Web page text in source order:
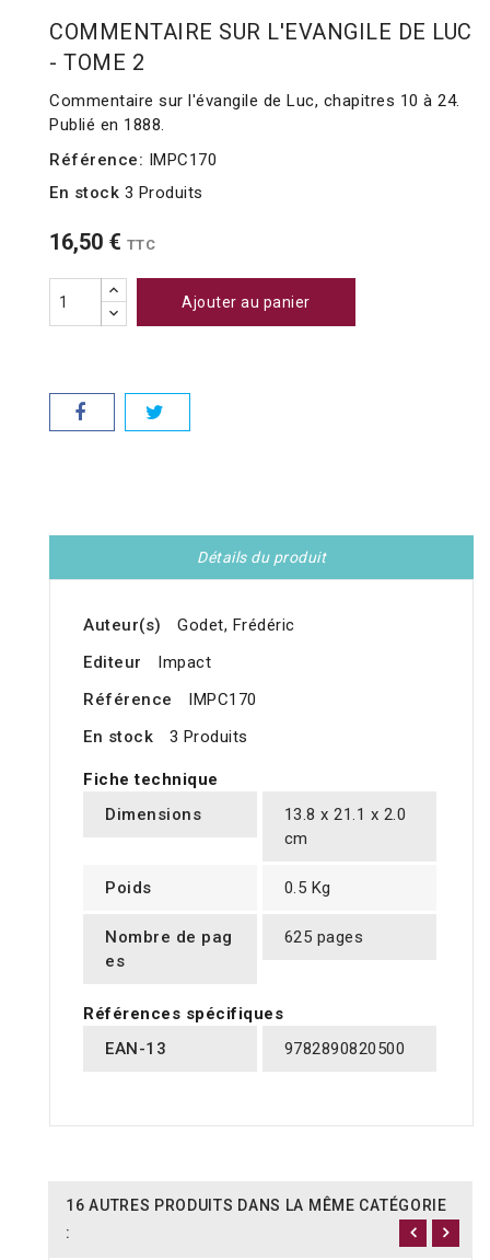
COMMENTAIRE SUR L'EVANGILE DE LUC
- TOME 2
Commentaire sur l'évangile de Luc, chapitres 10 à 24.
Publié en 1888.
Référence: IMPC170
En stock 3 Produits
16,50 € TTC
Ajouter au panier
Détails du produit
Auteur(s)
Godet, Frédéric
Editeur
Impact
Référence
IMPC170
En stock
3 Produits
Fiche technique
Dimensions
13.8 x 21.1 x 2.0
cm
Poids 0.5 Kg
Nombre de pag
es
625 pages
Références spécifiques
EAN-13
9782890820500
16 AUTRES PRODUITS DANS LA MÊME CATÉGORIE
: